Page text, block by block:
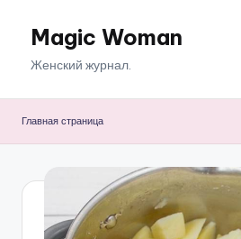
ПерейтиMagic Woman
Женский журнал.
Главная страница